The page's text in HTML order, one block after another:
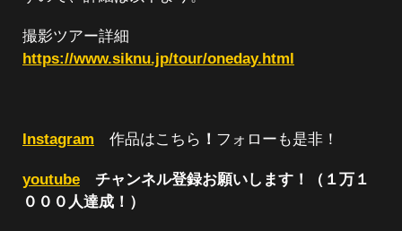
撮影ツアー詳細
https://www.siknu.jp/tour/oneday.html
Instagram 作品はこちら ！ フォローも是非！
youtube チャンネル登録お願いします！（１万１
０００人達成！）